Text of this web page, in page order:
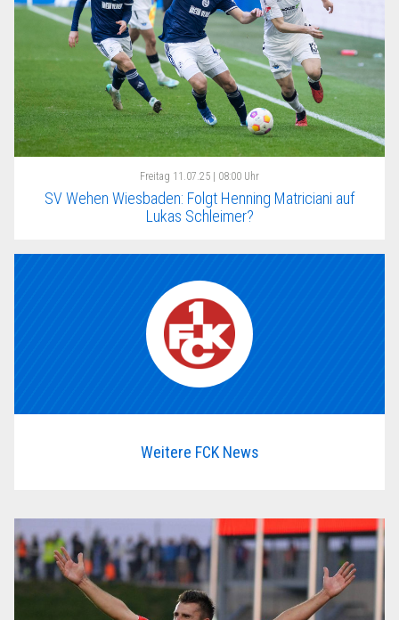
Freitag 11.07.25 | 08:00 Uhr
SV Wehen Wiesbaden: Folgt Henning Matriciani auf
Lukas Schleimer?
Weitere FCK News